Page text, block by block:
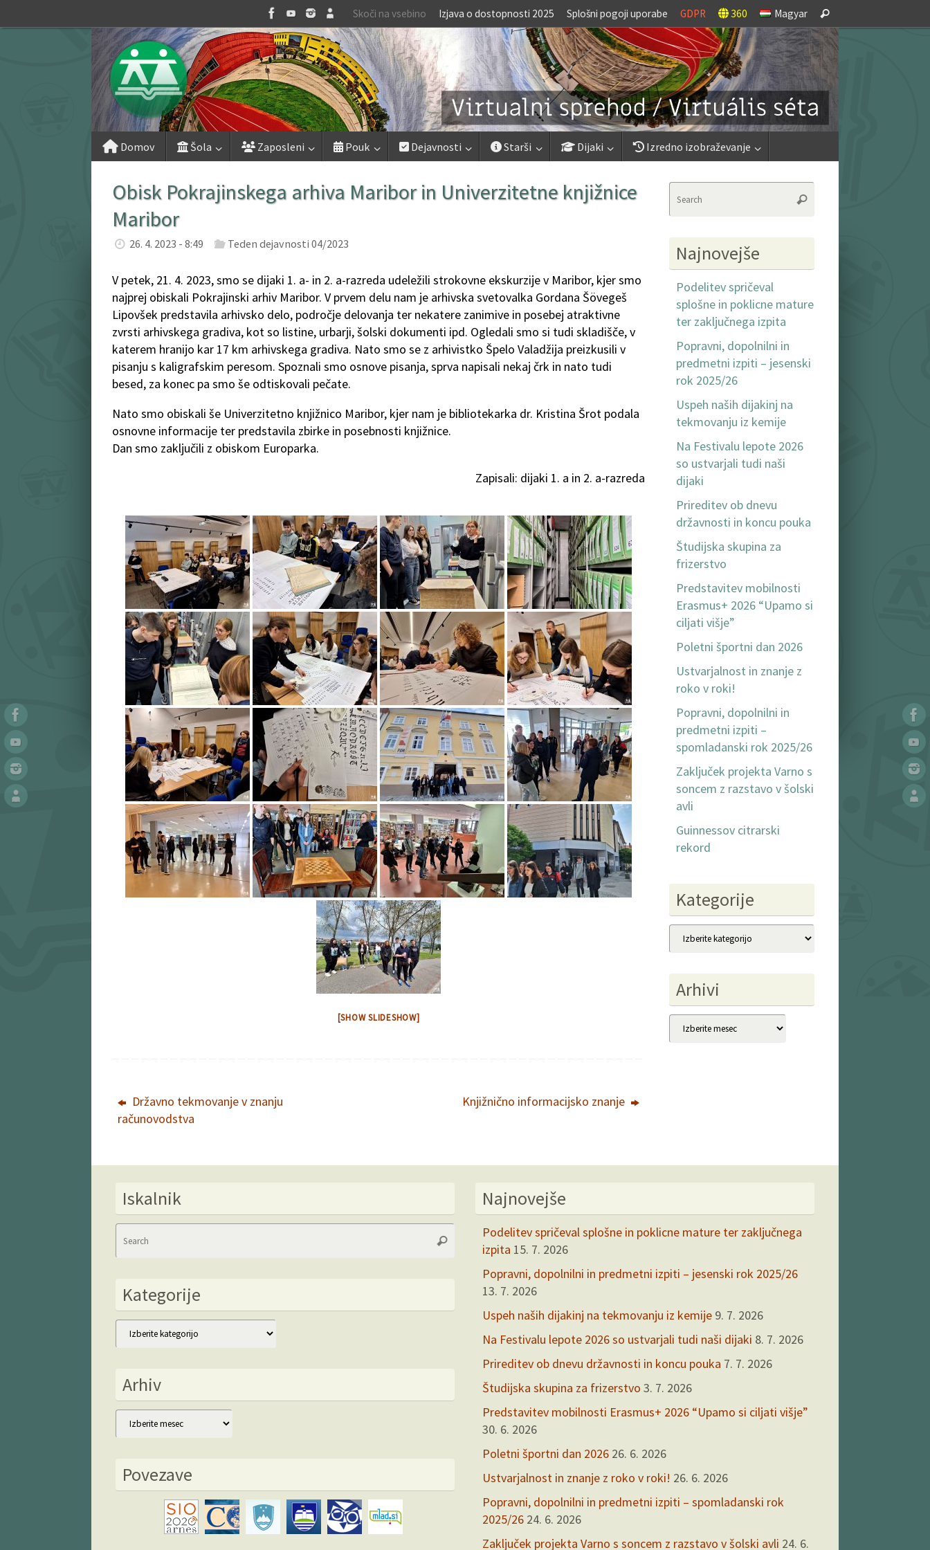
to
Skoči na vsebino Izjava o dostopnosti 2025 Splošni pogoji uporabe GDPR 360 Magyar
for:
Search
Skip
Domov Šola Zaposleni Pouk Dejavnosti Starši Dijaki Izredno izobraževanje
Obisk Pokrajinskega arhiva Maribor in Univerzitetne knjižnice
Maribor
26. 4. 2023 - 8:49 Teden dejavnosti 04/2023
V petek, 21. 4. 2023, smo se dijaki 1. a- in 2. a-razreda udeležili strokovne ekskurzije v Maribor, kjer smo
najprej obiskali Pokrajinski arhiv Maribor. V prvem delu nam je arhivska svetovalka Gordana Šövegeš
Lipovšek predstavila arhivsko delo, področje delovanja ter nekatere zanimive in posebej atraktivne
zvrsti arhivskega gradiva, kot so listine, urbarji, šolski dokumenti ipd. Ogledali smo si tudi skladišče, v
katerem hranijo kar 17 km arhivskega gradiva. Nato smo se z arhivistko Špelo Valadžija preizkusili v
pisanju s kaligrafskim peresom. Spoznali smo osnove pisanja, sprva napisali nekaj črk in nato tudi
besed, za konec pa smo še odtiskovali pečate.
Nato smo obiskali še Univerzitetno knjižnico Maribor, kjer nam je bibliotekarka dr. Kristina Šrot podala
osnovne informacije ter predstavila zbirke in posebnosti knjižnice.
Dan smo zaključili z obiskom Europarka.
Zapisali: dijaki 1. a in 2. a-razreda
[SHOW SLIDESHOW]
Državno tekmovanje v znanju
računovodstva
Knjižnično informacijsko znanje
Search
Najnovejše
Podelitev spričeval
splošne in poklicne mature
ter zaključnega izpita
Popravni, dopolnilni in
predmetni izpiti – jesenski
rok 2025/26
Uspeh naših dijakinj na
tekmovanju iz kemije
Na Festivalu lepote 2026
so ustvarjali tudi naši
dijaki
Prireditev ob dnevu
državnosti in koncu pouka
Študijska skupina za
frizerstvo
Predstavitev mobilnosti
Erasmus+ 2026 “Upamo si
ciljati višje”
Poletni športni dan 2026
Ustvarjalnost in znanje z
roko v roki!
Popravni, dopolnilni in
predmetni izpiti –
spomladanski rok 2025/26
Zaključek projekta Varno s
soncem z razstavo v šolski
avli
Guinnessov citrarski
rekord
Kategorije
Kategorije
Arhivi
Arhivi
Iskalnik
Search
Search
Kategorije
Kategorije
Arhiv
Arhiv
Povezave
Najnovejše
Podelitev spričeval splošne in poklicne mature ter zaključnega
izpita 15. 7. 2026
Popravni, dopolnilni in predmetni izpiti – jesenski rok 2025/26
13. 7. 2026
Uspeh naših dijakinj na tekmovanju iz kemije 9. 7. 2026
Na Festivalu lepote 2026 so ustvarjali tudi naši dijaki 8. 7. 2026
Prireditev ob dnevu državnosti in koncu pouka 7. 7. 2026
Študijska skupina za frizerstvo 3. 7. 2026
Predstavitev mobilnosti Erasmus+ 2026 “Upamo si ciljati višje”
30. 6. 2026
Poletni športni dan 2026 26. 6. 2026
Ustvarjalnost in znanje z roko v roki! 26. 6. 2026
Popravni, dopolnilni in predmetni izpiti – spomladanski rok
2025/26 24. 6. 2026
Zaključek projekta Varno s soncem z razstavo v šolski avli 24. 6.